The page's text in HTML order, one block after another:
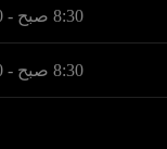
8:30 صبح - 6:30 عصر
8:30 صبح - 2:30 عصر